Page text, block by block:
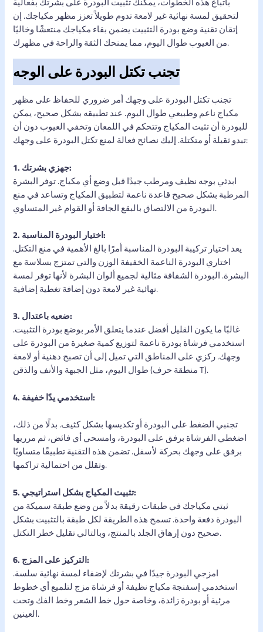
لتحقيق لمسة نهائية غير لامعة تدوم طويلاً تعزز مظهر مكياجك. إن
إتقان تقنية وضع بودرة التثبيت يضمن بقاء مكياجك منتعشًا وخاليًا
من العيوب طوال اليوم، مما يمنحك الثقة والراحة في مظهرك.
تجنب تكتل البودرة على الوجه
تجنب تكتل البودرة على وجهك أمر ضروري للحفاظ على مظهر
مكياج ناعم وطبيعي طوال اليوم. عند تطبيقه بشكل صحيح، يمكن
للبودرة أن تثبت المكياج وتتحكم في اللمعان وتخفي العيوب دون أن
تبدو ثقيلة أو متكتلة. إليك نصائح فعالة لمنع تكتل البودرة على وجهك:
1. جهزي بشرتك:
ابدئي بوجه نظيف ومرطب جيدًا قبل وضع أي مكياج. توفر البشرة
المرطبة بشكل صحيح قاعدة ناعمة لتطبيق المكياج وتساعد في منع
البودرة من الالتصاق بالبقع الجافة أو القوام غير المتساوي.
2. اختيار البودرة المناسبة:
يعد اختيار تركيبة البودرة المناسبة أمرًا بالغ الأهمية في منع التكتل.
اختاري البودرة الناعمة الخفيفة الوزن والتي تمتزج بسلاسة مع
البشرة. البودرة الشفافة مثالية لجميع ألوان البشرة لأنها توفر لمسة
نهائية غير لامعة دون إضافة تغطية إضافية.
3. ضعيه باعتدال:
غالبًا ما يكون القليل أفضل عندما يتعلق الأمر بوضع بودرة التثبيت.
استخدمي فرشاة بودرة ناعمة لتوزيع كمية صغيرة من البودرة على
وجهك. ركزي على المناطق التي تميل إلى أن تصبح دهنية أو لامعة
طوال اليوم، مثل الجبهة والأنف والذقن (منطقة حرف T).
4. استخدمي يدًا خفيفة:
تجنبي الضغط على البودرة أو تكديسها بشكل كثيف. بدلًا من ذلك،
اضغطي الفرشاة برفق على البودرة، وامسحي أي فائض، ثم مرريها
برفق على وجهك بحركة لأسفل. تضمن هذه التقنية تطبيقًا متساويًا
وتقلل من احتمالية تراكمها.
5. تثبيت المكياج بشكل استراتيجي:
ثبتي مكياجك في طبقات رقيقة بدلاً من وضع طبقة سميكة من
البودرة دفعة واحدة. تسمح هذه الطريقة لكل طبقة بالتثبيت بشكل
صحيح دون إرهاق الجلد بالمنتج، وبالتالي تقليل خطر التكتل.
6. التركيز على المزج:
امزجي البودرة جيدًا في بشرتك لإضفاء لمسة نهائية سلسة.
استخدمي إسفنجة مكياج نظيفة أو فرشاة مزج لتلميع أي خطوط
مرئية أو بودرة زائدة، وخاصة حول خط الشعر وخط الفك وتحت
العينين.